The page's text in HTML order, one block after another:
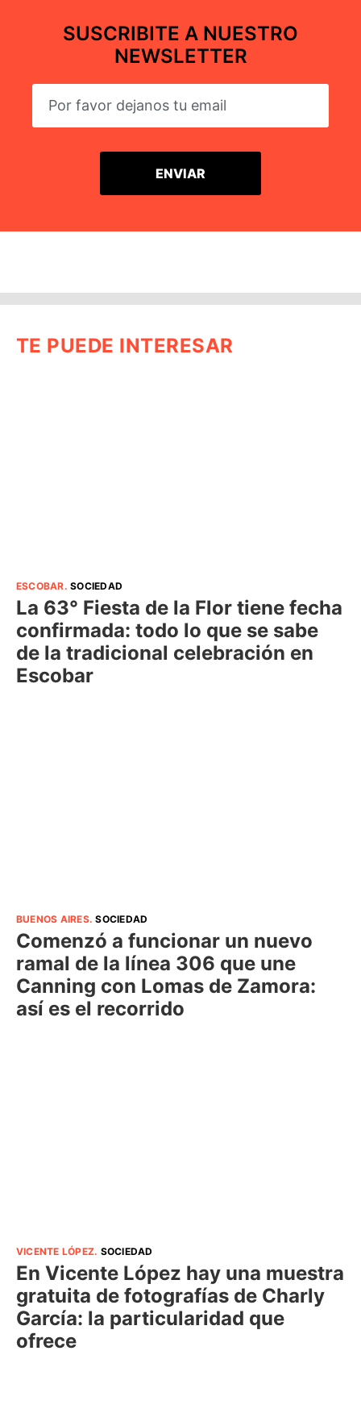
SUSCRIBITE A NUESTRO
NEWSLETTER
TE PUEDE INTERESAR
ESCOBAR.SOCIEDAD
La 63° Fiesta de la Flor tiene fecha
confirmada: todo lo que se sabe
de la tradicional celebración en
Escobar
BUENOS AIRES.SOCIEDAD
Comenzó a funcionar un nuevo
ramal de la línea 306 que une
Canning con Lomas de Zamora:
así es el recorrido
VICENTE LÓPEZ. SOCIEDAD
En Vicente López hay una muestra
gratuita de fotografías de Charly
García: la particularidad que
ofrece